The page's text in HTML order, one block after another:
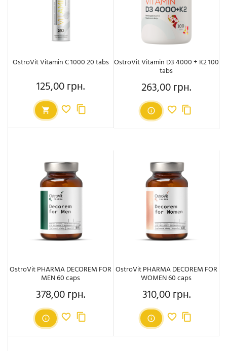
OstroVit Vitamin C 1000 20 tabs
Ціна
125,00 грн.
OstroVit Vitamin D3 4000 + K2 100
tabs
Ціна
263,00 грн.
OstroVit PHARMA DECOREM FOR
MEN 60 caps
Ціна
378,00 грн.
OstroVit PHARMA DECOREM FOR
WOMEN 60 caps
Ціна
310,00 грн.